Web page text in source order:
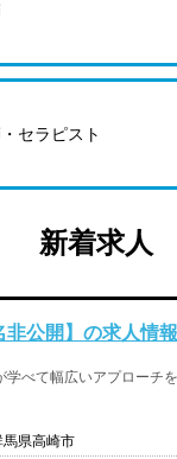
セラピスト
新着求人
非公開】の求人情報
学べて幅広いアプローチ
馬県高崎市